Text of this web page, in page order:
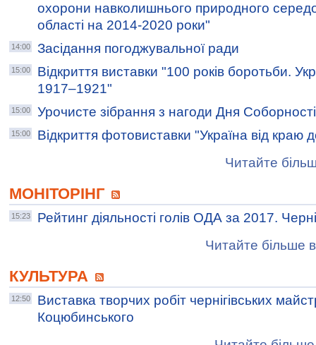
охорони навколишнього природного
області на 2014-2020 роки"
14:00 Засідання погоджувальної ради
15:00
Відкриття виставки "100 років боротьби.
1917–1921"
15:00 Урочисте зібрання з нагоди Дня
15:00
Відкриття фотовиставки "Україна від краю
Читайте
МОНІТОРІНГ
15:23
Рейтинг діяльності голів ОДА за 2017.
Читайте більше
КУЛЬТУРА
12:50
Виставка творчих робіт чернігівських
Коцюбинського